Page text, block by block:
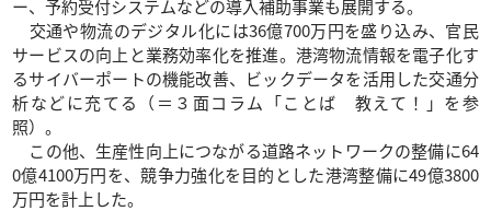
ー、予約受付システムなどの導入補助事業も展開する。
交通や物流のデジタル化には36億700万円を盛り込み、官民
サービスの向上と業務効率化を推進。港湾物流情報を電子化す
るサイバーポートの機能改善、ビックデータを活用した交通分
析などに充てる（＝３面コラム「ことば 教えて！」を参
照）。
この他、生産性向上につながる道路ネットワークの整備に64
0億4100万円を、競争力強化を目的とした港湾整備に49億3800
万円を計上した。